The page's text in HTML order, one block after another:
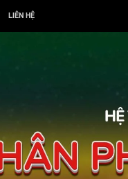
LIÊN HỆ